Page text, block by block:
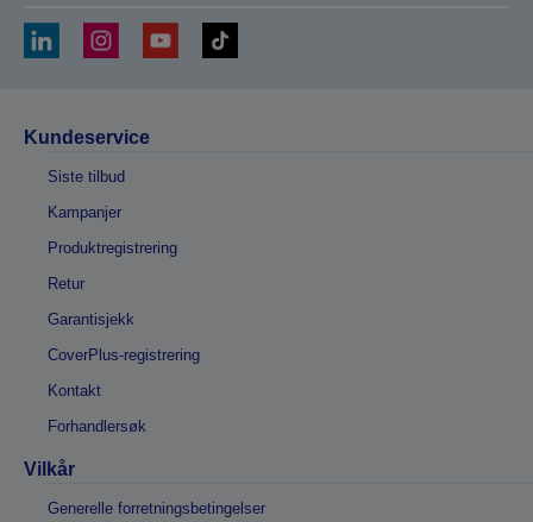
Kundeservice
Siste tilbud
Kampanjer
Produktregistrering
Retur
Garantisjekk
CoverPlus-registrering
Kontakt
Forhandlersøk
Vilkår
Generelle forretningsbetingelser